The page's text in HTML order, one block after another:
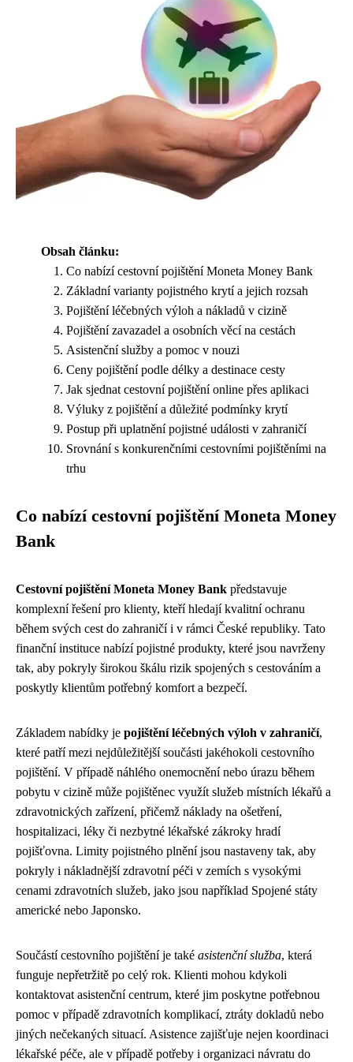
Obsah článku:
Co nabízí cestovní pojištění Moneta Money Bank
Základní varianty pojistného krytí a jejich rozsah
Pojištění léčebných výloh a nákladů v cizině
Pojištění zavazadel a osobních věcí na cestách
Asistenční služby a pomoc v nouzi
Ceny pojištění podle délky a destinace cesty
Jak sjednat cestovní pojištění online přes aplikaci
Výluky z pojištění a důležité podmínky krytí
Postup při uplatnění pojistné události v zahraničí
Srovnání s konkurenčními cestovními pojištěními na
trhu
Co nabízí cestovní pojištění Moneta Money
Bank
Cestovní pojištění Moneta Money Bank představuje
komplexní řešení pro klienty, kteří hledají kvalitní ochranu
během svých cest do zahraničí i v rámci České republiky. Tato
finanční instituce nabízí pojistné produkty, které jsou navrženy
tak, aby pokryly širokou škálu rizik spojených s cestováním a
poskytly klientům potřebný komfort a bezpečí.
Základem nabídky je pojištění léčebných výloh v zahraničí,
které patří mezi nejdůležitější součásti jakéhokoli cestovního
pojištění. V případě náhlého onemocnění nebo úrazu během
pobytu v cizině může pojištěnec využít služeb místních lékařů a
zdravotnických zařízení, přičemž náklady na ošetření,
hospitalizaci, léky či nezbytné lékařské zákroky hradí
pojišťovna. Limity pojistného plnění jsou nastaveny tak, aby
pokryly i nákladnější zdravotní péči v zemích s vysokými
cenami zdravotních služeb, jako jsou například Spojené státy
americké nebo Japonsko.
Součástí cestovního pojištění je také asistenční služba, která
funguje nepřetržitě po celý rok. Klienti mohou kdykoli
kontaktovat asistenční centrum, které jim poskytne potřebnou
pomoc v případě zdravotních komplikací, ztráty dokladů nebo
jiných nečekaných situací. Asistence zajišťuje nejen koordinaci
lékařské péče, ale v případě potřeby i organizaci návratu do